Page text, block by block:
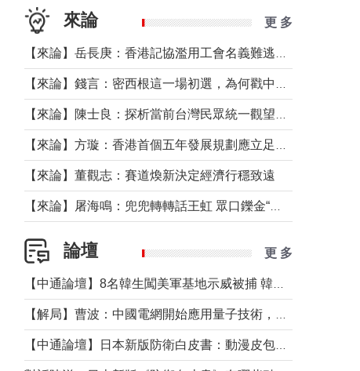
來論 更 多
【來論】董觀志：賽道煥新決定經濟行穩致遠
論壇 更 多